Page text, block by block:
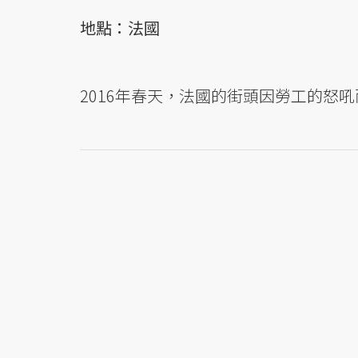
地點：法國
2016年春天，法國的街頭因勞工的怒吼